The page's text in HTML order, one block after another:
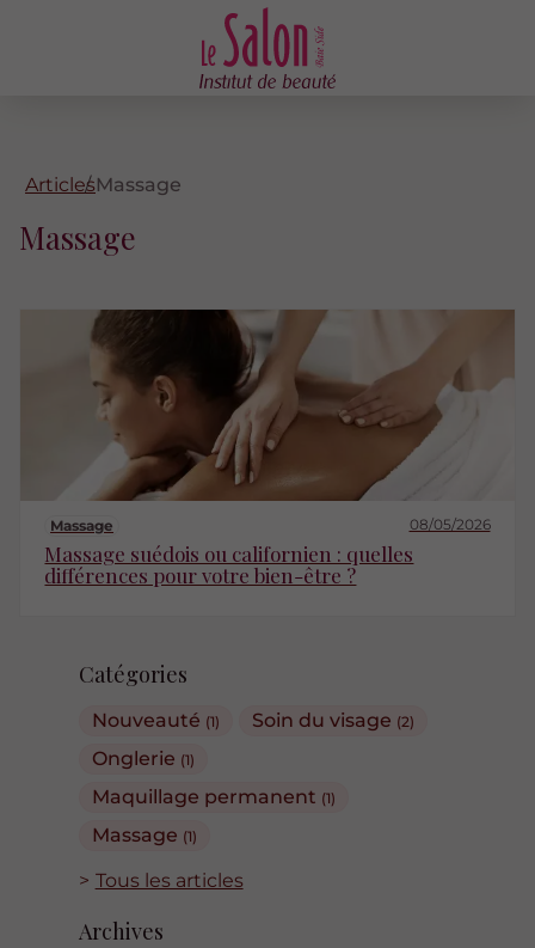
Catégories
Nouveauté (1) Soin du visage (2)
Onglerie (1)
Maquillage permanent (1)
Massage (1)
Tous les articles
Archives
ArticlesMassage
Massage
Massage 08/05/2026
Massage suédois ou californien : quelles
différences pour votre bien-être ?